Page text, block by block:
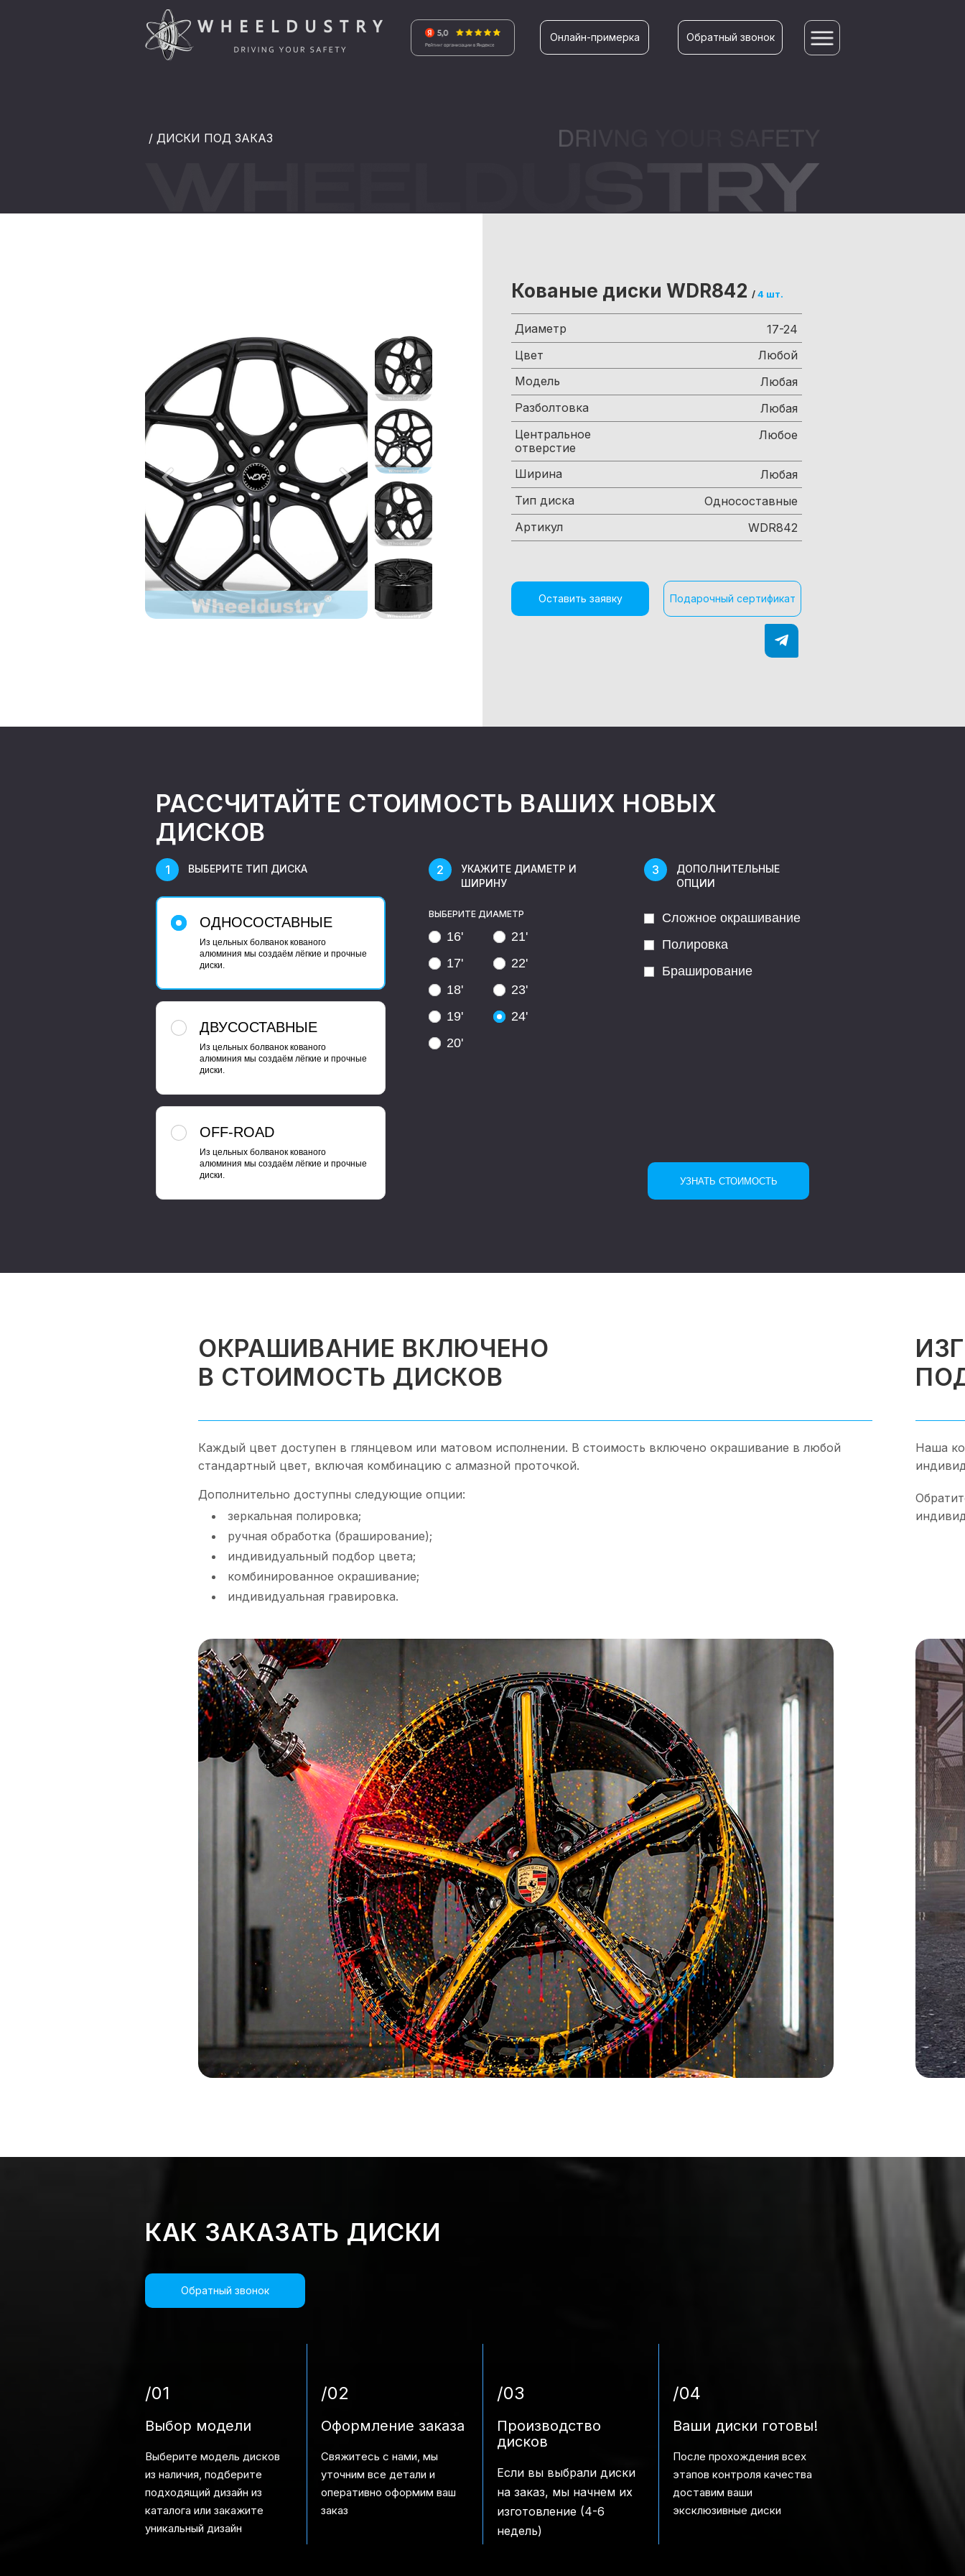
Онлайн-примерка Обратный звонок
/ ДИСКИ ПОД ЗАКАЗ
Кованые диски WDR842 /4 шт.
Диаметр
17-24
Цвет
Любой
Модель
Любая
Разболтовка
Любая
Центральное
отверстие
Любое
Ширина
Любая
Тип диска
Односоставные
Артикул
WDR842
Оставить заявку Подарочный сертификат
РАССЧИТАЙТЕ СТОИМОСТЬ ВАШИХ НОВЫХ
ДИСКОВ
ВЫБЕРИТЕ ТИП ДИСКА
ОДНОСОСТАВНЫЕ
Из цельных болванок кованого
алюминия мы создаём лёгкие и прочные
диски.
ДВУСОСТАВНЫЕ
Из цельных болванок кованого
алюминия мы создаём лёгкие и прочные
диски.
OFF-ROAD
Из цельных болванок кованого
алюминия мы создаём лёгкие и прочные
диски.
УКАЖИТЕ ДИАМЕТР И
ШИРИНУ
ВЫБЕРИТЕ ДИАМЕТР
16'
17'
18'
19'
20'
21'
22'
23'
24'
ДОПОЛНИТЕЛЬНЫЕ
ОПЦИИ
Сложное окрашивание
Полировка
Браширование
ОКРАШИВАНИЕ ВКЛЮЧЕНО
В СТОИМОСТЬ ДИСКОВ
Каждый цвет доступен в глянцевом или матовом исполнении. В стоимость включено окрашивание в любой
стандартный цвет, включая комбинацию с алмазной проточкой.
Дополнительно доступны следующие опции:
зеркальная полировка;
ручная обработка (браширование);
индивидуальный подбор цвета;
комбинированное окрашивание;
индивидуальная гравировка.
Наша
КАК ЗАКАЗАТЬ ДИСКИ
Обратный звонок
/01
Выбор модели
Выберите модель дисков
из наличия, подберите
подходящий дизайн из
каталога или закажите
уникальный дизайн
/02
Оформление заказа
Свяжитесь с нами, мы
уточним все детали и
оперативно оформим ваш
заказ
/03
Производство
дисков
Если вы выбрали диски
на заказ, мы начнем их
изготовление (4-6
недель)
/04
Ваши диски готовы!
После прохождения всех
этапов контроля качества
доставим ваши
эксклюзивные диски